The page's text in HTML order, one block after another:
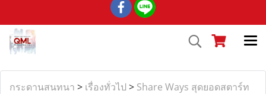
กระดานสนทนา > เรื่องทั่วไป > Share Ways สุดยอดสตาร์ท